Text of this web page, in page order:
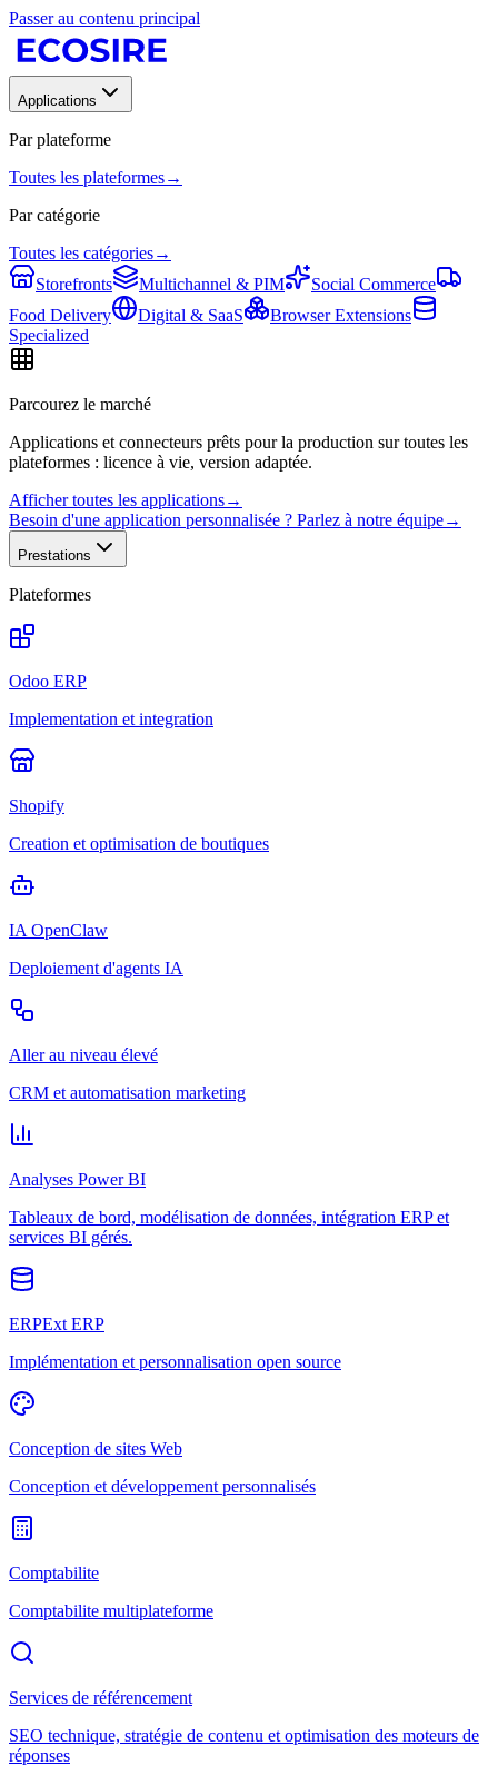
Passer au contenu principal
Applications
Par plateforme
Toutes les plateformes→
Par catégorie
Toutes les catégories→
Storefronts
Multichannel & PIM
Social Commerce
Food Delivery
Digital & SaaS
Browser Extensions
Specialized
Parcourez le marché
Applications et connecteurs prêts pour la production sur toutes les
plateformes : licence à vie, version adaptée.
Afficher toutes les applications→
Besoin d'une application personnalisée ? Parlez à notre équipe→
Prestations
Plateformes
Odoo ERP
Implementation et integration
Shopify
Creation et optimisation de boutiques
IA OpenClaw
Deploiement d'agents IA
Aller au niveau élevé
CRM et automatisation marketing
Analyses Power BI
Tableaux de bord, modélisation de données, intégration ERP et
services BI gérés.
ERPExt ERP
Implémentation et personnalisation open source
Conception de sites Web
Conception et développement personnalisés
Comptabilite
Comptabilite multiplateforme
Services de référencement
SEO technique, stratégie de contenu et optimisation des moteurs de
réponses